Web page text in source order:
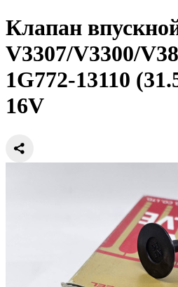
Клапан
V3307/V3300/
1G772-13110
16V